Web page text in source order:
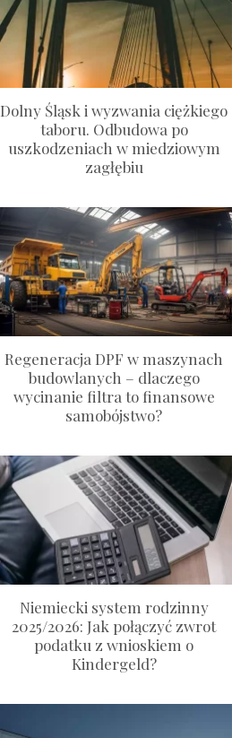
Dolny Śląsk i wyzwania ciężkiego
taboru. Odbudowa po
uszkodzeniach w miedziowym
zagłębiu
Regeneracja DPF w maszynach
budowlanych – dlaczego
wycinanie filtra to finansowe
samobójstwo?
Niemiecki system rodzinny
2025/2026: Jak połączyć zwrot
podatku z wnioskiem o
Kindergeld?